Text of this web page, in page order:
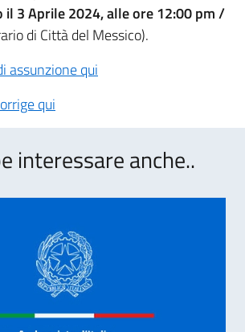
il 3 Aprile 2024, alle ore 12:00 pm /
di Città del Messico).
assunzione qui
qui
interessare anche..